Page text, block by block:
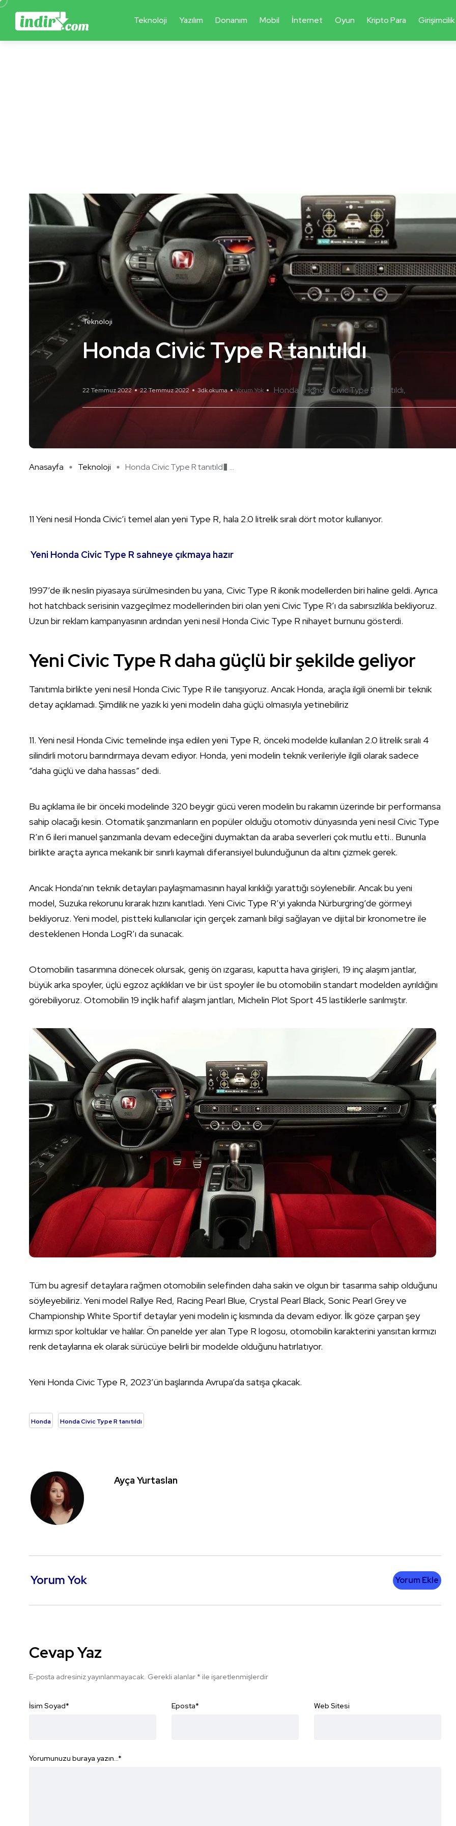
Teknoloji Yazılım Donanım Mobil İnternet Oyun Kripto Para Girişimcilik
Teknoloji
Honda Civic Type R tanıtıldı
22 Temmuz 2022 22 Temmuz 2022 3dk okuma Yorum Yok Honda Honda Civic Type R tanıtıldı
Anasayfa Teknoloji Honda Civic Type R tanıtıld� ...
11 Yeni nesil Honda Civic’i temel alan yeni Type R, hala 2.0 litrelik sıralı dört motor kullanıyor.
Yeni Honda Civic Type R sahneye çıkmaya hazır
1997’de ilk neslin piyasaya sürülmesinden bu yana, Civic Type R ikonik modellerden biri haline geldi. Ayrıca
hot hatchback serisinin vazgeçilmez modellerinden biri olan yeni Civic Type R’ı da sabırsızlıkla bekliyoruz.
Uzun bir reklam kampanyasının ardından yeni nesil Honda Civic Type R nihayet burnunu gösterdi.
Yeni Civic Type R daha güçlü bir şekilde geliyor
Tanıtımla birlikte yeni nesil Honda Civic Type R ile tanışıyoruz. Ancak Honda, araçla ilgili önemli bir teknik
detay açıklamadı. Şimdilik ne yazık ki yeni modelin daha güçlü olmasıyla yetinebiliriz
11. Yeni nesil Honda Civic temelinde inşa edilen yeni Type R, önceki modelde kullanılan 2.0 litrelik sıralı 4
silindirli motoru barındırmaya devam ediyor. Honda, yeni modelin teknik verileriyle ilgili olarak sadece
“daha güçlü ve daha hassas” dedi.
Bu açıklama ile bir önceki modelinde 320 beygir gücü veren modelin bu rakamın üzerinde bir performansa
sahip olacağı kesin. Otomatik şanzımanların en popüler olduğu otomotiv dünyasında yeni nesil Civic Type
R’ın 6 ileri manuel şanzımanla devam edeceğini duymaktan da araba severleri çok mutlu etti.. Bununla
birlikte araçta ayrıca mekanik bir sınırlı kaymalı diferansiyel bulunduğunun da altını çizmek gerek.
Ancak Honda’nın teknik detayları paylaşmamasının hayal kırıklığı yarattığı söylenebilir. Ancak bu yeni
model, Suzuka rekorunu kırarak hızını kanıtladı. Yeni Civic Type R’yi yakında Nürburgring’de görmeyi
bekliyoruz. Yeni model, pistteki kullanıcılar için gerçek zamanlı bilgi sağlayan ve dijital bir kronometre ile
desteklenen Honda LogR’ı da sunacak.
Otomobilin tasarımına dönecek olursak, geniş ön ızgarası, kaputta hava girişleri, 19 inç alaşım jantlar,
büyük arka spoyler, üçlü egzoz açıklıkları ve bir üst spoyler ile bu otomobilin standart modelden ayrıldığını
görebiliyoruz. Otomobilin 19 inçlik hafif alaşım jantları, Michelin Plot Sport 45 lastiklerle sarılmıştır.
Tüm bu agresif detaylara rağmen otomobilin selefinden daha sakin ve olgun bir tasarıma sahip olduğunu
söyleyebiliriz. Yeni model Rallye Red, Racing Pearl Blue, Crystal Pearl Black, Sonic Pearl Grey ve
Championship White Sportif detaylar yeni modelin iç kısmında da devam ediyor. İlk göze çarpan şey
kırmızı spor koltuklar ve halılar. Ön panelde yer alan Type R logosu, otomobilin karakterini yansıtan kırmızı
renk detaylarına ek olarak sürücüye belirli bir modelde olduğunu hatırlatıyor.
Yeni Honda Civic Type R, 2023’ün başlarında Avrupa’da satışa çıkacak.
Honda Honda Civic Type R tanıtıldı
Ayça Yurtaslan
Yorum Yok Yorum Ekle
Cevap Yaz
E-posta adresiniz yayınlanmayacak. Gerekli alanlar * ile işaretlenmişlerdir
İsim Soyad* Eposta* Web Sitesi
Yorumunuzu buraya yazın...*